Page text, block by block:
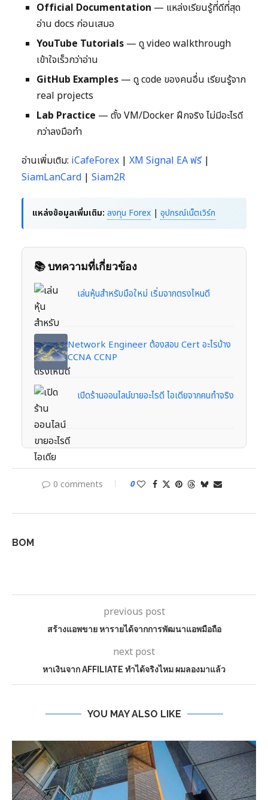
Official Documentation — แหล่งเรียนรู้ที่ดีที่สุด
อ่าน docs ก่อนเสมอ
YouTube Tutorials — ดู video walkthrough
เข้าใจเร็วกว่าอ่าน
GitHub Examples — ดู code ของคนอื่น เรียนรู้จาก
real projects
Lab Practice — ตั้ง VM/Docker ฝึกจริง ไม่มีอะไรดี
กว่าลงมือทำ
อ่านเพิ่มเติม: iCafeForex | XM Signal EA ฟรี|
SiamLanCard | Siam2R
แหล่งข้อมูลเพิ่มเติม: ลงทุน Forex | อุปกรณ์เน็ตเวิร์ก
📚 บทความที่เกี่ยวข้อง
เล่นหุ้นสำหรับมือใหม่ เริ่มจากตรงไหนดี
Network Engineer ต้องสอบ Cert อะไรบ้าง
CCNA CCNP
เปิดร้านออนไลน์ขายอะไรดี ไอเดียจากคนทำจริง
0 comments 0
BOM
previous post
สร้างแอพขาย หารายได้จากการพัฒนาแอพมือถือ
next post
หาเงินจาก AFFILIATE ทำได้จริงไหม ผมลองมาแล้ว
YOU MAY ALSO LIKE